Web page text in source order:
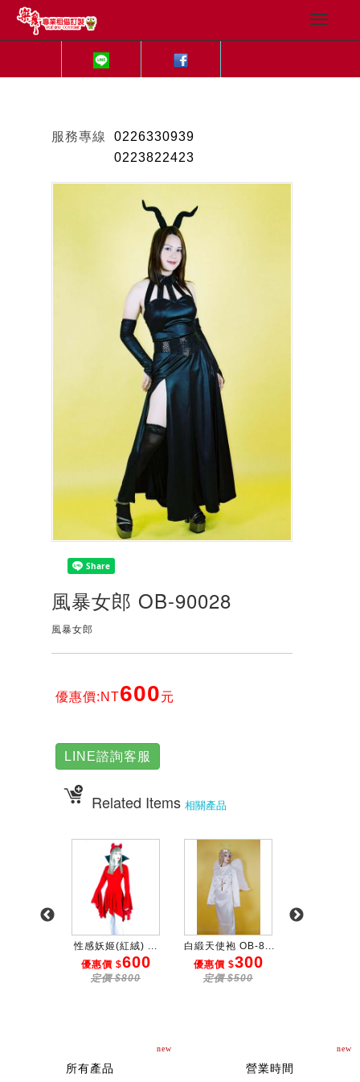
服務專線
0226330939
0223822423
風暴女郎 OB-90028
風暴女郎
優惠價:NT600元
LINE諮詢客服
Related Items 相關產品
性感妖姬(紅絨) ...
優惠價 $600
定價 $800
白緞天使袍 OB-8...
優惠價 $300
定價 $500
new
所有產品
new
營業時間